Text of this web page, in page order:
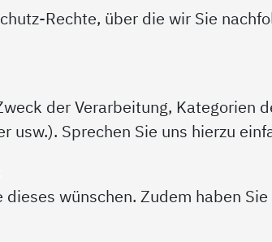
Rechte, über die wir Sie
der Verarbeitung, Kategorien
Sprechen Sie uns hierzu
wünschen. Zudem haben Sie